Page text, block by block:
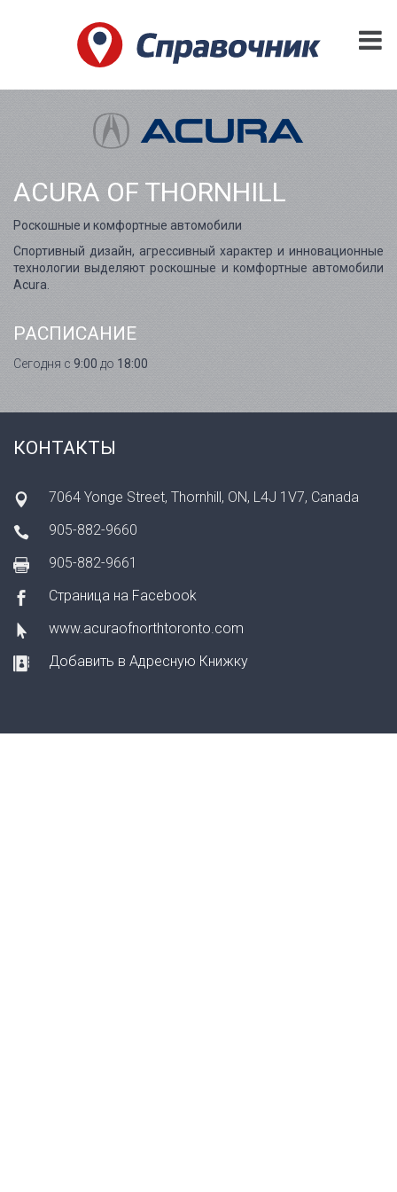
ACURA OF THORNHILL
Роскошные и комфортные автомобили
Спортивный дизайн, агрессивный характер и инновационные
технологии выделяют роскошные и комфортные автомобили
Acura.
РАСПИСАНИЕ
Сегодня с 9:00 до 18:00
КОНТАКТЫ
7064 Yonge Street, Thornhill, ON, L4J 1V7, Canada
905-882-9660
905-882-9661
Страница на Facebook
www.acuraofnorthtoronto.com
Добавить в Адресную Книжку